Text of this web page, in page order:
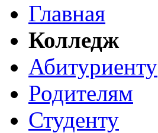
Главная
Колледж
Абитуриенту
Родителям
Студенту